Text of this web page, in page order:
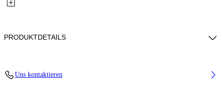
PRODUKTDETAILS
Uns kontaktieren